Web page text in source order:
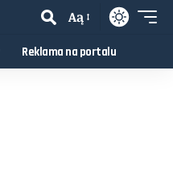
Aą
Reklama na portalu